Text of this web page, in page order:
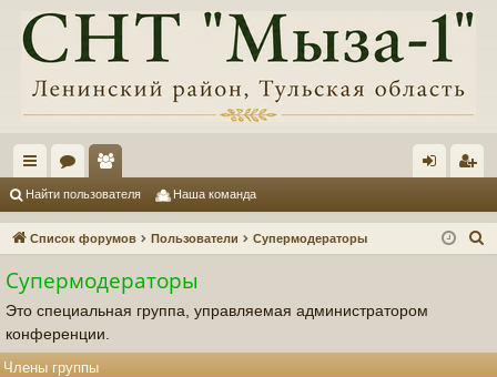
с
ы
и
ор
ум
ол
ьз
ат
д ис
Найти пользователя Наша команда
Список форумов Пользователи Супермодераторы
Супермодераторы
Это специальная группа, управляемая администратором
конференции.
Члены группы